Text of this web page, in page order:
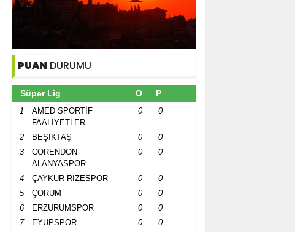
PUAN DURUMU
Süper Lig O P
1
AMED SPORTİF
FAALİYETLER
0 0
2 BEŞİKTAŞ 0
0
3
CORENDON
ALANYASPOR
0 0
4 ÇAYKUR RİZESPOR 0
0
5
ÇORUM 0
0
6
ERZURUMSPOR 0
0
7
EYÜPSPOR 0
0